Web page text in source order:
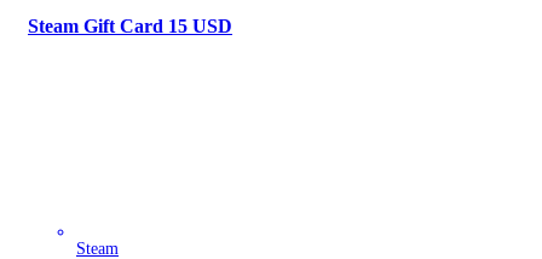
Steam Gift Card 15 USD
Steam